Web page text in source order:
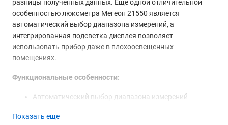
разницы полученных данных. Еще одной отличительной
особенностью люксметра Мегеон 21550 является
автоматический выбор диапазона измерений, а
интегрированная подсветка дисплея позволяет
использовать прибор даже в плохоосвещенных
помещениях.
Функциональные особенности:
Автоматический выбор диапазона измерений
Поддержка нескольких единиц измерения
Показать еще